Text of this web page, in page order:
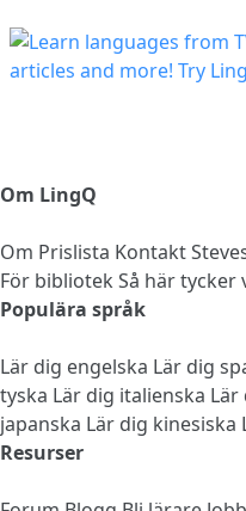
Om LingQ
Om Prislista Kontakt
För bibliotek Så här tycker
Populära språk
Lär dig engelska Lär dig
tyska Lär dig italienska Lär
japanska Lär dig kinesiska
Resurser